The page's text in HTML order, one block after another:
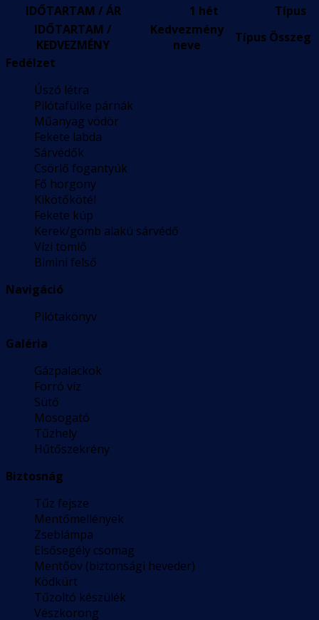
IDŐTARTAM / ÁR
1 hét
Típus
IDŐTARTAM /
KEDVEZMÉNY
Kedvezmény
neve
Típus Összeg
Fedélzet
Úszó létra
Pilótafülke párnák
Műanyag vödör
Fekete labda
Sárvédők
Csörlő fogantyúk
Fő horgony
Kikötőkötél
Fekete kúp
Kerek/gömb alakú sárvédő
Vízi tömlő
Bimini felső
Navigáció
Pilótakönyv
Galéria
Gázpalackok
Forró víz
Sütő
Mosogató
Tűzhely
Hűtőszekrény
Biztosnág
Tűz fejsze
Mentőmellények
Zseblámpa
Elsősegély csomag
Mentőöv (biztonsági heveder)
Ködkürt
Tűzoltó készülék
Vészkorong